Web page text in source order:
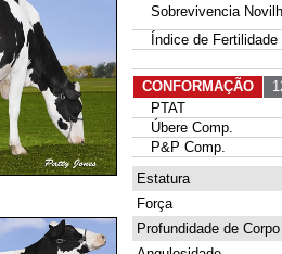
Sobrevivencia
Índice de Fertilidade
CONFORMAÇÃO
PTAT
Úbere Comp.
P&P Comp.
Estatura
Força
Profundidade de Corpo